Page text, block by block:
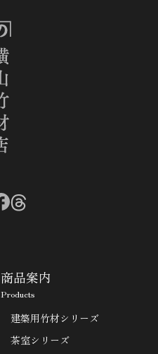
商品案内
Products
建築用竹材シリーズ
茶室シリーズ